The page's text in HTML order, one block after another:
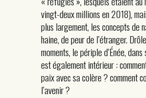
vingt-deux millions en 2018),
plus largement, les concepts de
haine, de peur de l’étranger.
moments, le périple d’Énée, dans
est également intérieur :
paix avec sa colère ? comment
l’avenir ?